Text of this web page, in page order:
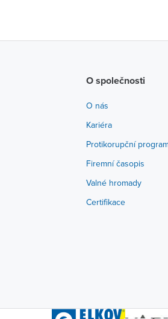
O společnosti
O nás
Kariéra
Protikorupční
Firemní časopis
Valné hromady
Certifikace